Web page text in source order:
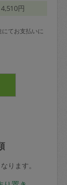
4,510円
てお支払いに
ります。